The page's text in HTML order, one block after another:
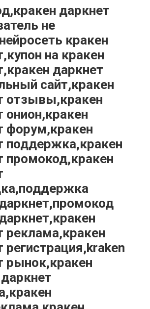
даркнет
не
кракен
на кракен
даркнет
сайт,кракен
отзывы,кракен
онион,кракен
форум,кракен
поддержка,кракен
промокод,кракен
реклама,кракен
регистрация,kraken
рынок,кракен